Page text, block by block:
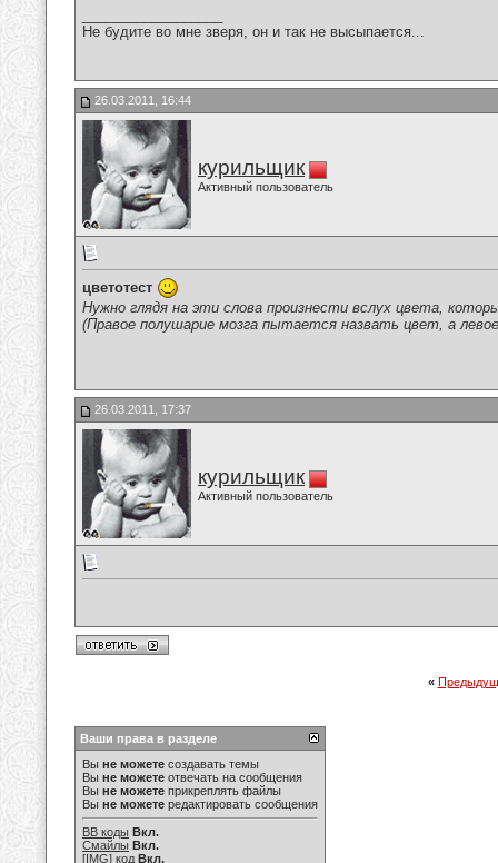
Не будите во мне зверя, он и так не высыпается...
26.03.2011, 16:44
курильщик
Активный пользователь
цветотест
Нужно глядя на эти слова произнести вслух цвета,
(Правое полушарие мозга пытается назвать цвет, а
26.03.2011, 17:37
курильщик
Активный пользователь
«
Ваши права в разделе
Вы не можете создавать темы
Вы не можете отвечать на сообщения
Вы не можете прикреплять файлы
Вы не можете редактировать сообщения
BB коды Вкл.
Смайлы Вкл.
[IMG] код Вкл.